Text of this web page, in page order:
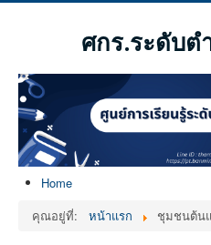
ศกร.ระดับต
Home
คุณอยู่ที่:
หน้าแรก ชุมชนต้น